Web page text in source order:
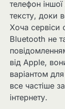
телефон
тексту, доки
Хоча сервіси
Bluetooth не
від Apple,
варіантом
все частіше
інтернету.